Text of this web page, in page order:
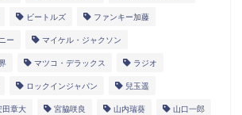
ビートルズ ファンキー加藤
ー マイケル・ジャクソン
マツコ・デラックス ラジオ
ロックインジャパン 兒玉遥
田章大 宮脇咲良 山内瑞葵 山口一郎